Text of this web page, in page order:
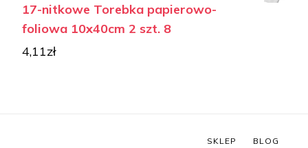
17-nitkowe Torebka papierowo-
foliowa 10x40cm 2 szt. 8
4,11zł
SKLEP BLOG